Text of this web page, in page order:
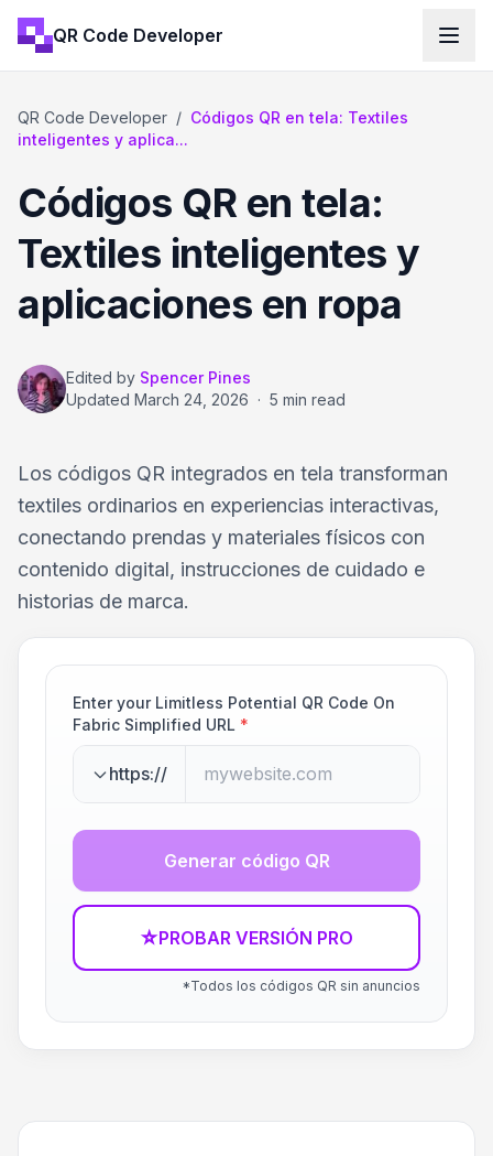
QR Code Developer
QR Code Developer / Códigos QR en tela: Textiles
inteligentes y aplica...
Códigos QR en tela:
Textiles inteligentes y
aplicaciones en ropa
Edited by Spencer Pines
Updated March 24, 2026 · 5 min read
Los códigos QR integrados en tela transforman
textiles ordinarios en experiencias interactivas,
conectando prendas y materiales físicos con
contenido digital, instrucciones de cuidado e
historias de marca.
Enter your Limitless Potential QR Code On
Fabric Simplified URL *
https://
Generar código QR
☆PROBAR VERSIÓN PRO
*Todos los códigos QR sin anuncios